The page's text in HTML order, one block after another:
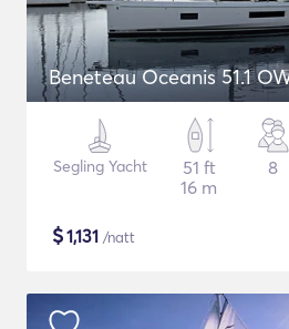
Beneteau Oceanis 51.1
Segling Yacht
51 ft
16 m
8
$1,131 /natt